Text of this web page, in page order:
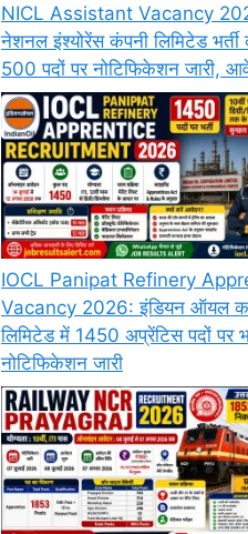
NICL Assistant Vacancy
नेशनल इंश्योरेंस कंपनी लिमिटेड भर्ती
500 पदों पर नोटिफिकेशन जारी,
IOCL Panipat Refinery
Vacancy 2026: इंडियन ऑयल
लिमिटेड में 1450 अप्रेंटिस पदों पर
नोटिफिकेशन जारी